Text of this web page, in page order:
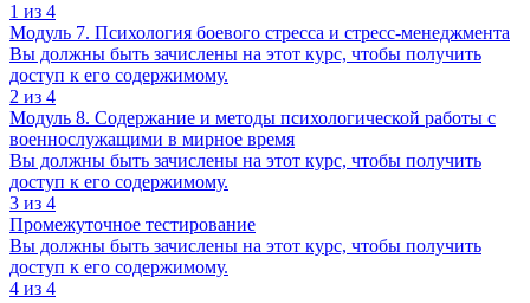
1 из 4
Модуль 7. Психология боевого стресса и стресс-менеджмента
Вы должны быть зачислены на этот курс, чтобы получить
доступ к его содержимому.
2 из 4
Модуль 8. Содержание и методы психологической работы с
военнослужащими в мирное время
Вы должны быть зачислены на этот курс, чтобы получить
доступ к его содержимому.
3 из 4
Промежуточное тестирование
Вы должны быть зачислены на этот курс, чтобы получить
доступ к его содержимому.
4 из 4